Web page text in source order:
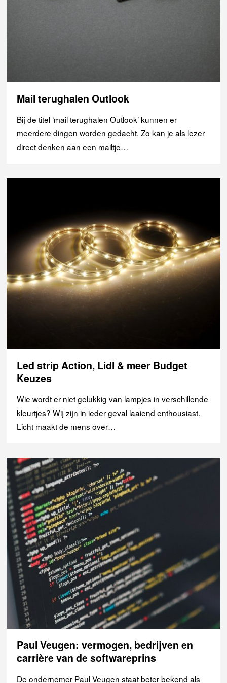
Mail terughalen Outlook
Bij de titel ‘mail terughalen Outlook’ kunnen er
meerdere dingen worden gedacht. Zo kan je als lezer
direct denken aan een mailtje…
Led strip Action, Lidl & meer Budget
Keuzes
Wie wordt er niet gelukkig van lampjes in verschillende
kleurtjes? Wij zijn in ieder geval laaiend enthousiast.
Licht maakt de mens over…
Paul Veugen: vermogen, bedrijven en
carrière van de softwareprins
De ondernemer Paul Veugen staat beter bekend als